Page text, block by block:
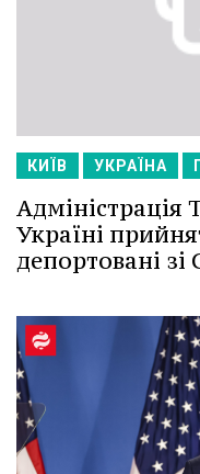
КИЇВ УКРАЇНА
Адміністрація
Україні
депортовані